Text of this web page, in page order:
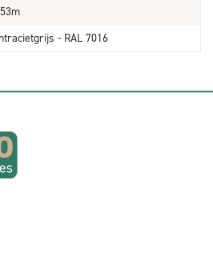
- RAL 7016